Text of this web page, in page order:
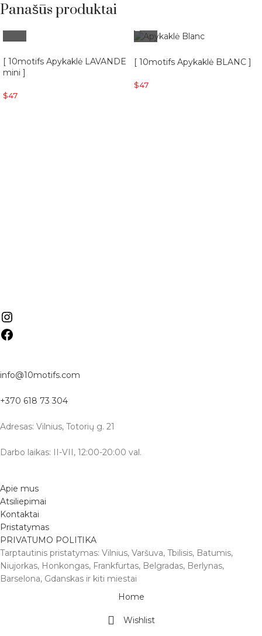
Panašūs produktai
[ 10motifs Apykaklė LAVANDE
mini ]
$47
[ 10motifs Apykaklė BLANC ]
$47
info@10motifs.com
+370 618 73 304
Adresas: Vilnius, Totorių g. 21
Darbo laikas: II-VII, 12:00-20:00 val.
Apie mus
Atsiliepimai
Kontaktai
Pristatymas
PRIVATUMO POLITIKA
Tarptautinis pristatymas: Vilnius, Varšuva, Tbilisis, Batumis,
Niujorkas, Honkongas, Frankfurtas, Belgradas, Berlynas,
Barselona, Gdanskas ir kiti miestai
Home
Wishlist